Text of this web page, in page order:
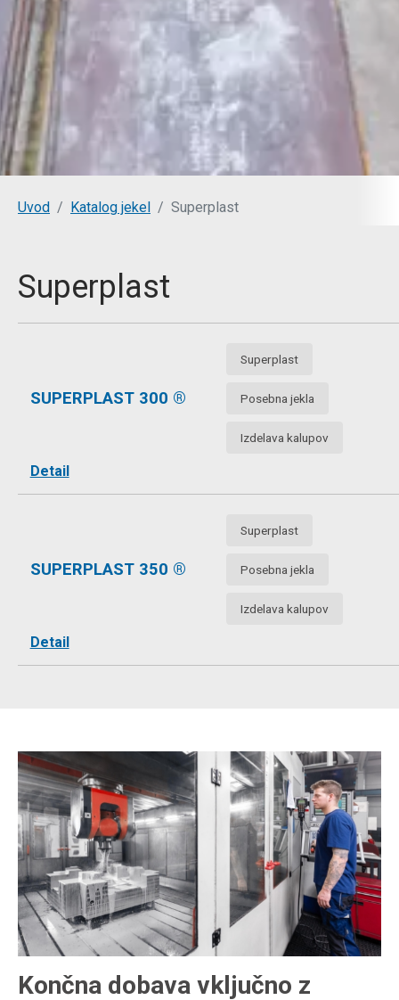
You are here:
Uvod Katalog jekel Superplast
Superplast
SUPERPLAST 300 ®
Superplast
Posebna jekla
Izdelava kalupov
Detail
SUPERPLAST 350 ®
Superplast
Posebna jekla
Izdelava kalupov
Detail
Končna dobava vključno z